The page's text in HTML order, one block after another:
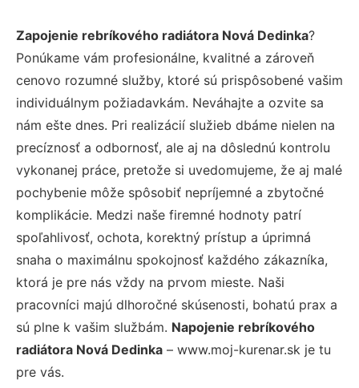
Zapojenie rebríkového radiátora Nová Dedinka?
Ponúkame vám profesionálne, kvalitné a zároveň
cenovo rozumné služby, ktoré sú prispôsobené vašim
individuálnym požiadavkám. Neváhajte a ozvite sa
nám ešte dnes. Pri realizácií služieb dbáme nielen na
precíznosť a odbornosť, ale aj na dôslednú kontrolu
vykonanej práce, pretože si uvedomujeme, že aj malé
pochybenie môže spôsobiť nepríjemné a zbytočné
komplikácie. Medzi naše firemné hodnoty patrí
spoľahlivosť, ochota, korektný prístup a úprimná
snaha o maximálnu spokojnosť každého zákazníka,
ktorá je pre nás vždy na prvom mieste. Naši
pracovníci majú dlhoročné skúsenosti, bohatú prax a
sú plne k vašim službám. Napojenie rebríkového
radiátora Nová Dedinka – www.moj-kurenar.sk je tu
pre vás.